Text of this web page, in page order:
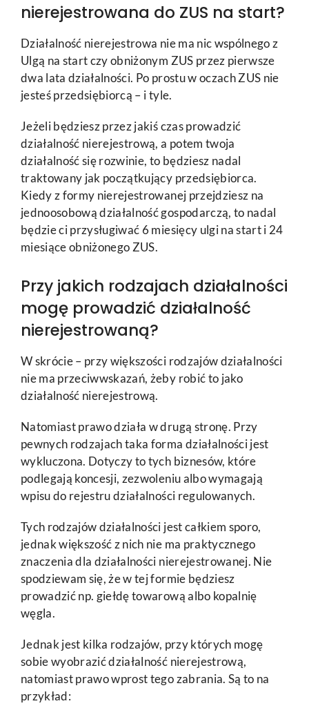
nierejestrowana do ZUS na start?
Działalność nierejestrowa nie ma nic wspólnego z
Ulgą na start czy obniżonym ZUS przez pierwsze
dwa lata działalności. Po prostu w oczach ZUS nie
jesteś przedsiębiorcą – i tyle.
Jeżeli będziesz przez jakiś czas prowadzić
działalność nierejestrową, a potem twoja
działalność się rozwinie, to będziesz nadal
traktowany jak początkujący przedsiębiorca.
Kiedy z formy nierejestrowanej przejdziesz na
jednoosobową działalność gospodarczą, to nadal
będzie ci przysługiwać 6 miesięcy ulgi na start i 24
miesiące obniżonego ZUS.
Przy jakich rodzajach działalności
mogę prowadzić działalność
nierejestrowaną?
W skrócie – przy większości rodzajów działalności
nie ma przeciwwskazań, żeby robić to jako
działalność nierejestrową.
Natomiast prawo działa w drugą stronę. Przy
pewnych rodzajach taka forma działalności jest
wykluczona. Dotyczy to tych biznesów, które
podlegają koncesji, zezwoleniu albo wymagają
wpisu do rejestru działalności regulowanych.
Tych rodzajów działalności jest całkiem sporo,
jednak większość z nich nie ma praktycznego
znaczenia dla działalności nierejestrowanej. Nie
spodziewam się, że w tej formie będziesz
prowadzić np. giełdę towarową albo kopalnię
węgla.
Jednak jest kilka rodzajów, przy których mogę
sobie wyobrazić działalność nierejestrową,
natomiast prawo wprost tego zabrania. Są to na
przykład: